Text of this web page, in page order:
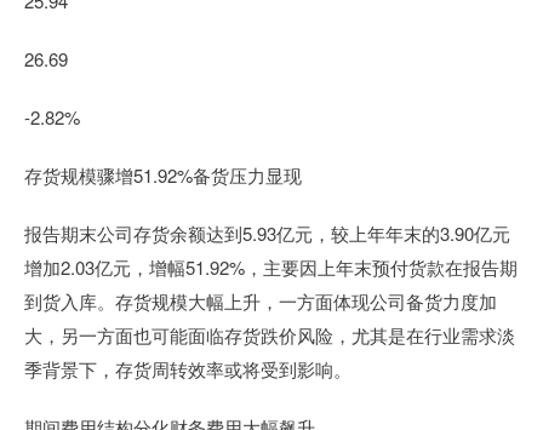
26.69
-2.82%
存货规模骤增51.92%备货压力显现
报告期末公司存货余额达到5.93亿元，较上年年末的3.90亿元
增加2.03亿元，增幅51.92%，主要因上年末预付货款在报告期
到货入库。存货规模大幅上升，一方面体现公司备货力度加
大，另一方面也可能面临存货跌价风险，尤其是在行业需求淡
季背景下，存货周转效率或将受到影响。